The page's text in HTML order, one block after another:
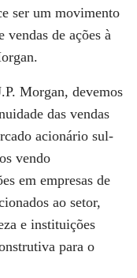
ser um movimento
vendas de ações à
Morgan, devemos
das vendas
acionário sul-
vendo
em empresas de
ao setor,
e instituições
para o